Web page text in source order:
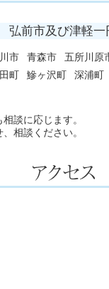
弘前市及び津軽一
市 青森市 五所川原
町 鰺ヶ沢町 深浦町
談に応じます。
相談ください。